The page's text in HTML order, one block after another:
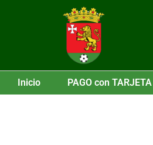
Inicio PAGO con